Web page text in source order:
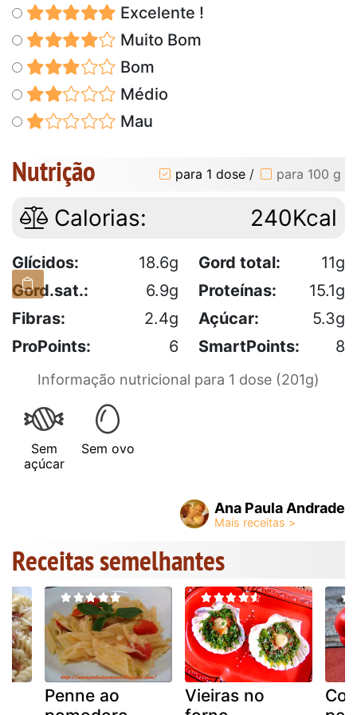
Excelente !
Muito Bom
Bom
Médio
Mau
Nutrição para 1 dose / para 100 g
Calorias: 240Kcal
Glícidos: 18.6g Gord total:
11g
Gord.sat.:
6.9g Proteínas:
15.1g
Fibras:
2.4g Açúcar:
5.3g
ProPoints:
6 SmartPoints: 8
Informação nutricional para 1 dose (201g)
Sem
açúcar
Sem ovo
Ana Paula Andrade
Receitas semelhantes
Penne ao
Vieiras no